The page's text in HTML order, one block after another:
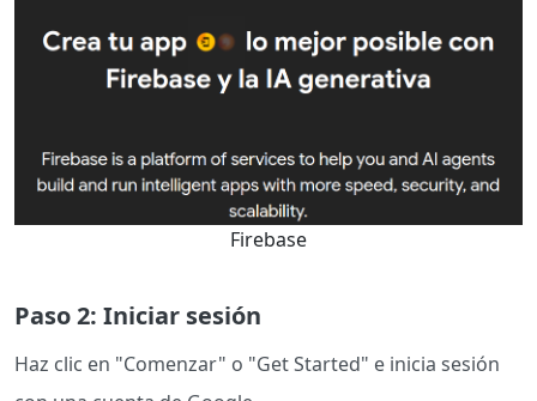
Firebase
Paso 2: Iniciar sesión
Haz clic en "Comenzar" o "Get Started" e inicia sesión